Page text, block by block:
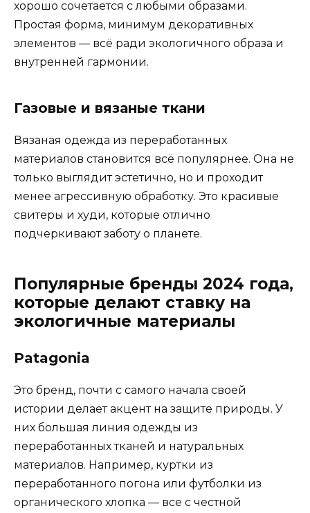
хорошо сочетается с любыми образами.
Простая форма, минимум декоративных
элементов — всё ради экологичного образа и
внутренней гармонии.
Газовые и вязаные ткани
Вязаная одежда из переработанных
материалов становится всё популярнее. Она не
только выглядит эстетично, но и проходит
менее агрессивную обработку. Это красивые
свитеры и худи, которые отлично
подчеркивают заботу о планете.
Популярные бренды 2024 года,
которые делают ставку на
экологичные материалы
Patagonia
Это бренд, почти с самого начала своей
истории делает акцент на защите природы. У
них большая линия одежды из
переработанных тканей и натуральных
материалов. Например, куртки из
переработанного погона или футболки из
органического хлопка — все с честной